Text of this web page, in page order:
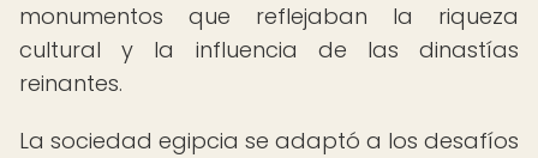
monumentos que reflejaban la riqueza
cultural y la influencia de las dinastías
reinantes.
La sociedad egipcia se adaptó a los desafíos